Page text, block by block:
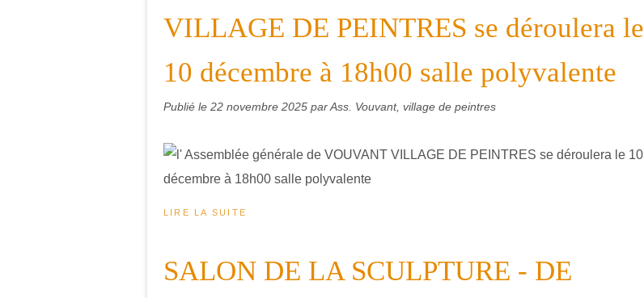
VILLAGE DE PEINTRES se déroulera le
10 décembre à 18h00 salle polyvalente
Publié le 22 novembre 2025 par Ass. Vouvant, village de peintres
LIRE LA SUITE
SALON DE LA SCULPTURE - DE